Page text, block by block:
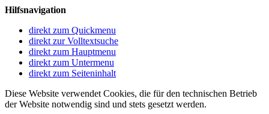
Hilfsnavigation
direkt zum Quickmenu
direkt zur Volltextsuche
direkt zum Hauptmenu
direkt zum Untermenu
direkt zum Seiteninhalt
Diese Website verwendet Cookies, die für den technischen Betrieb
der Website notwendig sind und stets gesetzt werden.